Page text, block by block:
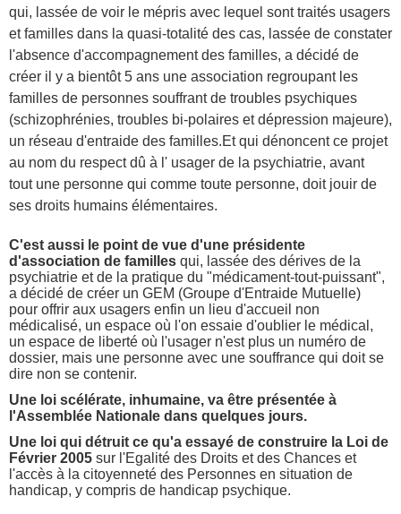
qui, lassée de voir le mépris avec lequel sont traités usagers
et familles dans la quasi-totalité des cas, lassée de constater
l'absence d'accompagnement des familles, a décidé de
créer il y a bientôt 5 ans une association regroupant les
familles de personnes souffrant de troubles psychiques
(schizophrénies, troubles bi-polaires et dépression majeure),
un réseau d'entraide des familles.Et qui dénoncent ce projet
au nom du respect dû à l' usager de la psychiatrie, avant
tout une personne qui comme toute personne, doit jouir de
ses droits humains élémentaires.
C'est aussi le point de vue d'une présidente
d'association de familles qui, lassée des dérives de la
psychiatrie et de la pratique du "médicament-tout-puissant",
a décidé de créer un GEM (Groupe d'Entraide Mutuelle)
pour offrir aux usagers enfin un lieu d'accueil non
médicalisé, un espace où l'on essaie d'oublier le médical,
un espace de liberté où l'usager n'est plus un numéro de
dossier, mais une personne avec une souffrance qui doit se
dire non se contenir.
Une loi scélérate, inhumaine, va être présentée à
l'Assemblée Nationale dans quelques jours.
Une loi qui détruit ce qu'a essayé de construire la Loi de
Février 2005 sur l'Egalité des Droits et des Chances et
l'accès à la citoyenneté des Personnes en situation de
handicap, y compris de handicap psychique.